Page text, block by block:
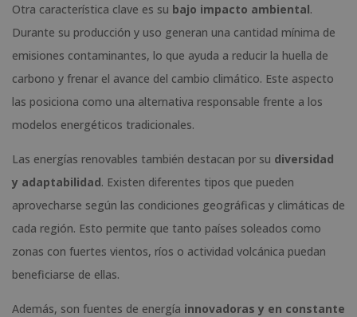
Otra característica clave es su bajo impacto ambiental.
Durante su producción y uso generan una cantidad mínima de
emisiones contaminantes, lo que ayuda a reducir la huella de
carbono y frenar el avance del cambio climático. Este aspecto
las posiciona como una alternativa responsable frente a los
modelos energéticos tradicionales.
Las energías renovables también destacan por su diversidad
y adaptabilidad. Existen diferentes tipos que pueden
aprovecharse según las condiciones geográficas y climáticas de
cada región. Esto permite que tanto países soleados como
zonas con fuertes vientos, ríos o actividad volcánica puedan
beneficiarse de ellas.
Además, son fuentes de energía innovadoras y en constante